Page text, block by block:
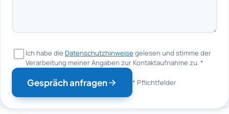
Ich habe die Datenschutzhinweise gelesen und stimme der
Verarbeitung meiner Angaben zur Kontaktaufnahme zu.*
Gespräch anfragen * Pflichtfelder